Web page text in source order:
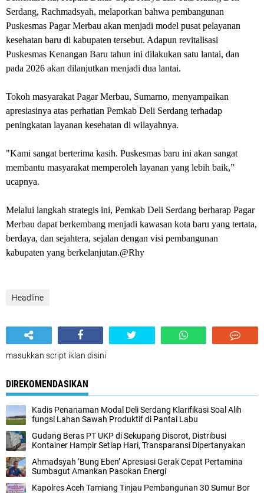
Serdang, Rachmadsyah, melaporkan bahwa pembangunan
Puskesmas Pagar Merbau akan menjadi model pusat pelayanan
kesehatan baru di kabupaten tersebut. Adapun revitalisasi
Puskesmas Kenangan Baru tahun ini dilakukan satu lantai, dan
pada 2026 akan dilanjutkan menjadi dua lantai.
‎Tokoh masyarakat Pagar Merbau, Sumarno, menyampaikan
apresiasinya atas perhatian Pemkab Deli Serdang terhadap
peningkatan layanan kesehatan di wilayahnya.
‎"Kami sangat berterima kasih. Puskesmas baru ini akan sangat
membantu masyarakat memperoleh layanan yang lebih baik,”
ucapnya.
‎Melalui langkah strategis ini, Pemkab Deli Serdang berharap Pagar
Merbau dapat berkembang menjadi kawasan kota baru yang tertata,
berdaya, dan sejahtera, sejalan dengan visi pembangunan
kabupaten yang berkelanjutan.@Rhy
Headline
masukkan script iklan disini
DIREKOMENDASIKAN
Kadis Penanaman Modal Deli Serdang Klarifikasi Soal Alih
fungsi Lahan Sawah Produktif di Pantai Labu
Gudang Beras PT UKP di Sekupang Disorot, Distribusi
Kontainer Hampir Setiap Hari, Transparansi Dipertanyakan
Ahmadsyah ‘Bung Eben’ Apresiasi Gerak Cepat Pertamina
Sumbagut Amankan Pasokan Energi
Kapolres Aceh Tamiang Tinjau Pembangunan 30 Sumur Bor